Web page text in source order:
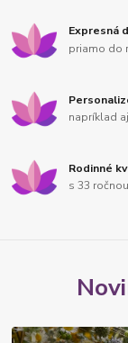
Expresná
priamo do
napríklad
Rodinné
s 33